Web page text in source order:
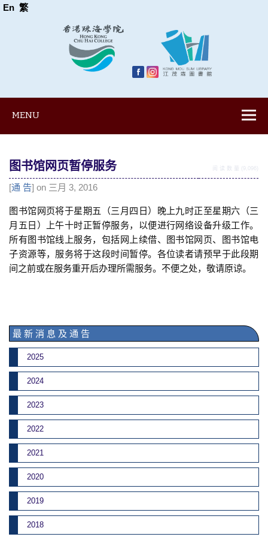
En 繁
MENU
图书馆网页暂停服务 阅 读 数 量 (9,096)
[通 告] on 三月 3, 2016
图书馆网页将于星期五（三月四日）晚上九时正至星期六（三
月五日）上午十时正暂停服务，以便进行网络设备升级工作。
所有图书馆线上服务，包括网上续借、图书馆网页、图书馆电
子资源等，服务将于这段时间暂停。各位读者请预早于此段期
间之前或在服务重开后办理所需服务。不便之处，敬请原谅。
最 新 消 息 及 通 告
2025
2024
2023
2022
2021
2020
2019
2018